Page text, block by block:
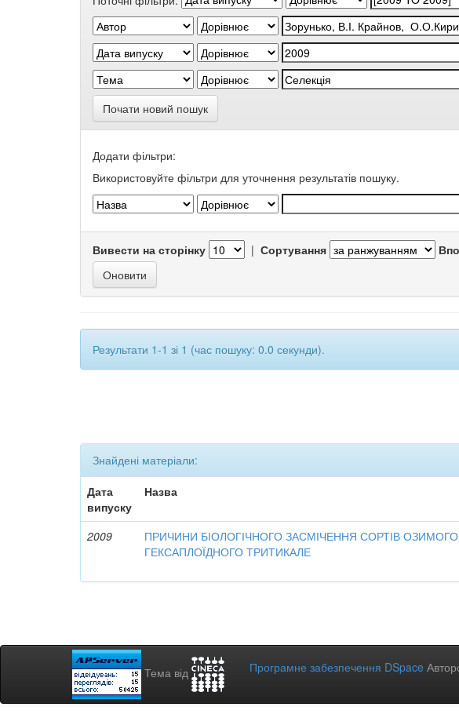
Почати новий пошук
Додати фільтри:
Використовуйте фільтри для уточнення результатів пошуку.
Вивести на сторінку | Сортування
Результати 1-1 зі 1 (час пошуку: 0.0 секунди).
Знайдені матеріали:
Дата
випуску
Назва
2009
ПРИЧИНИ БІОЛОГІЧНОГО ЗАСМІЧЕННЯ СОРТІВ ОЗИМОГО
ГЕКСАПЛОЇДНОГО ТРИТИКАЛЕ
Тема від Програмне забезпечення DSpace